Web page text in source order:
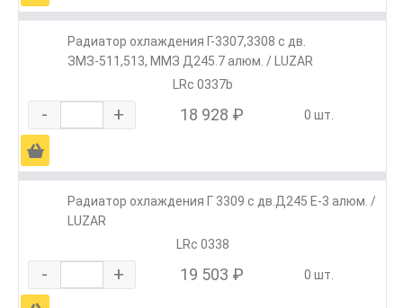
Радиатор охлаждения Г-3307,3308 с дв.
ЗМЗ-511,513, ММЗ Д245.7 алюм. / LUZAR
LRc 0337b
- + 18 928 ₽ 0 шт.
Ä
Радиатор охлаждения Г 3309 с дв.Д245 Е-3 алюм. /
LUZAR
LRc 0338
- + 19 503 ₽ 0 шт.